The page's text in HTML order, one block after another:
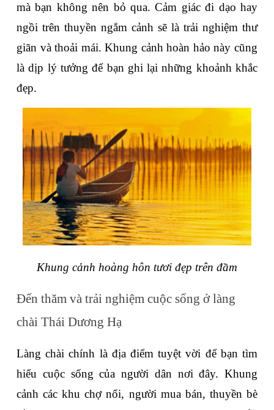
mà bạn không nên bỏ qua. Cảm giác đi dạo hay
ngồi trên thuyền ngắm cảnh sẽ là trải nghiệm thư
giãn và thoải mái. Khung cảnh hoàn hảo này cũng
là dịp lý tưởng để bạn ghi lại những khoảnh khắc
đẹp.
Khung cảnh hoàng hôn tươi đẹp trên đầm
Đến thăm và trải nghiệm cuộc sống ở làng
chài Thái Dương Hạ
Làng chài chính là địa điểm tuyệt vời để bạn tìm
hiểu cuộc sống của người dân nơi đây. Khung
cảnh các khu chợ nổi, người mua bán, thuyền bè